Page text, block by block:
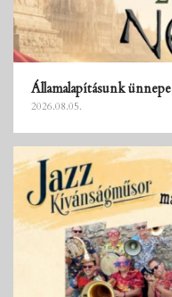
Államalapításunk ünnepe
2026.08.05.